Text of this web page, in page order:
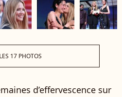
17 PHOTOS
d’effervescence sur